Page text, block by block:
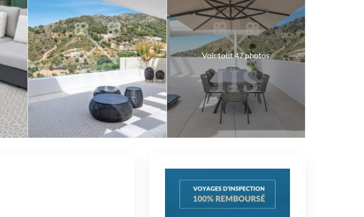
Voir tout 47 photos